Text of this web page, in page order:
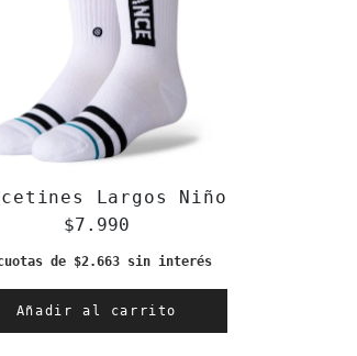
Bolsillo
Largos Niño OG ST
$7.990
de $2.663 sin interés
Añadir al carrito